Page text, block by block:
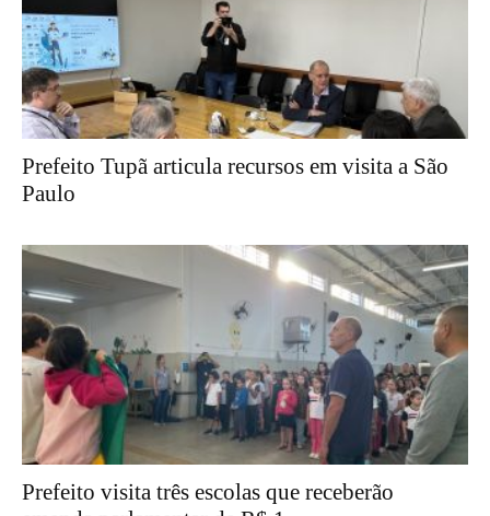
Prefeito Tupã articula recursos em visita a São
Paulo
Prefeito visita três escolas que receberão